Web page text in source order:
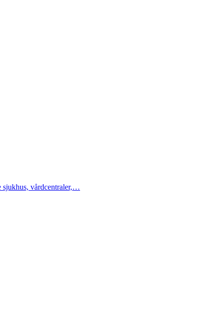
sjukhus, vårdcentraler,…